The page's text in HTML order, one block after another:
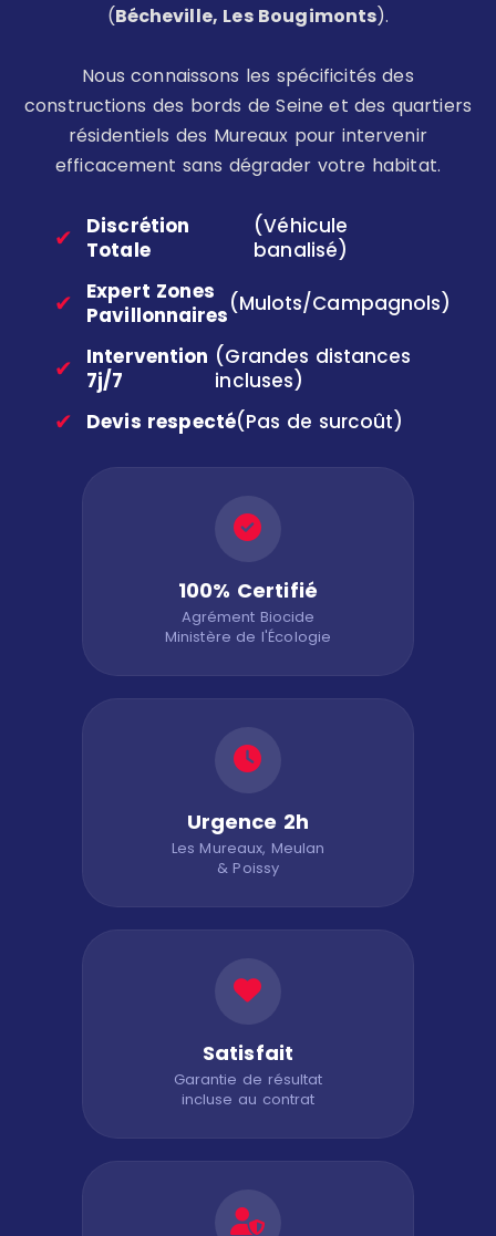
(Bécheville, Les Bougimonts).
Nous connaissons les spécificités des
constructions des bords de Seine et des quartiers
résidentiels des Mureaux pour intervenir
efficacement sans dégrader votre habitat.
✔
Discrétion
Totale
(Véhicule
banalisé)
✔
Expert Zones
Pavillonnaires(Mulots/Campagnols)
✔
Intervention
7j/7
(Grandes distances
incluses)
✔ Devis respecté(Pas de surcoût)
100% Certifié
Agrément Biocide
Ministère de l'Écologie
Urgence 2h
Les Mureaux, Meulan
& Poissy
Satisfait
Garantie de résultat
incluse au contrat